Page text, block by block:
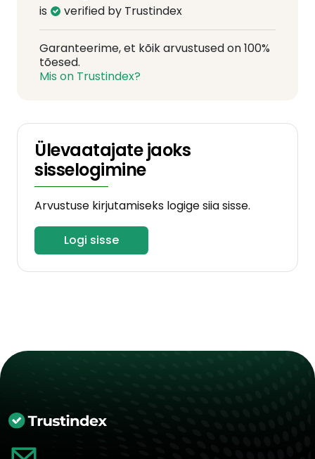
is verified by Trustindex
Garanteerime, et kõik arvustused on 100%
tõesed.
Mis on Trustindex?
Ülevaatajate jaoks
sisselogimine
Arvustuse kirjutamiseks logige siia sisse.
Logi sisse